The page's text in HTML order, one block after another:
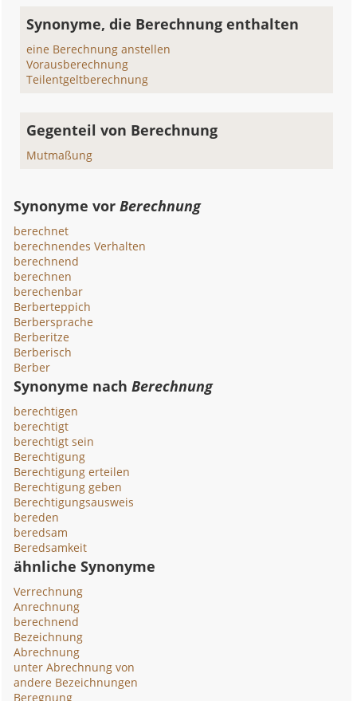
Synonyme, die Berechnung enthalten
eine Berechnung anstellen
Vorausberechnung
Teilentgeltberechnung
Gegenteil von Berechnung
Mutmaßung
Synonyme vorBerechnung
berechnet
berechnendes Verhalten
berechnend
berechnen
berechenbar
Berberteppich
Berbersprache
Berberitze
Berberisch
Berber
Synonyme nachBerechnung
berechtigen
berechtigt
berechtigt sein
Berechtigung
Berechtigung erteilen
Berechtigung geben
Berechtigungsausweis
bereden
beredsam
Beredsamkeit
ähnliche Synonyme
Verrechnung
Anrechnung
berechnend
Bezeichnung
Abrechnung
unter Abrechnung von
andere Bezeichnungen
Beregnung